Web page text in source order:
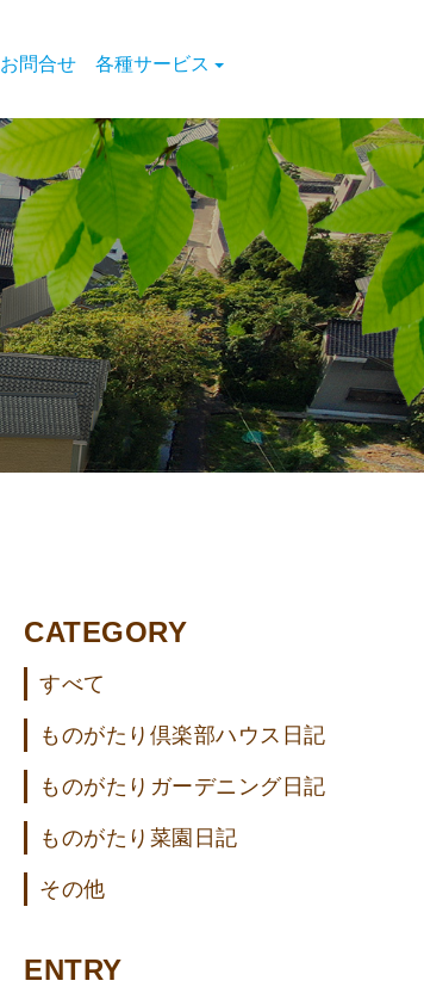
お問合せ 各種サービス
CATEGORY
すべて
ものがたり倶楽部ハウス日記
ものがたりガーデニング日記
ものがたり菜園日記
その他
ENTRY